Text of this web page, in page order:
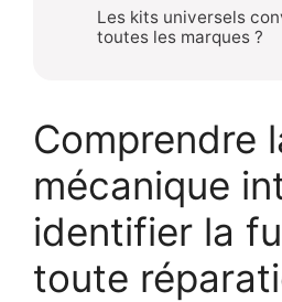
Les kits universels
toutes les marques ?
Comprendre
mécanique
identifier la
toute